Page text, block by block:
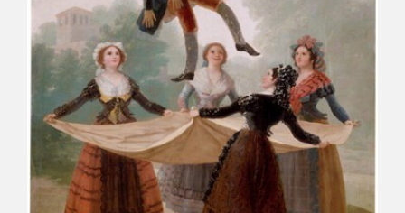
TIENDA ONLINE
EDUCA
CEDEA
RECURSOS EDUCATIVOS
FICHAS ARASAAC